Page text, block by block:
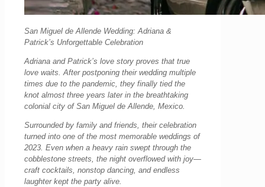
San Miguel de Allende Wedding: Adriana &
Patrick’s Unforgettable Celebration
Adriana and Patrick’s love story proves that true
love waits. After postponing their wedding multiple
times due to the pandemic, they finally tied the
knot almost three years later in the breathtaking
colonial city of San Miguel de Allende, Mexico.
Surrounded by family and friends, their celebration
turned into one of the most memorable weddings of
2023. Even when a heavy rain swept through the
cobblestone streets, the night overflowed with joy—
craft cocktails, nonstop dancing, and endless
laughter kept the party alive.